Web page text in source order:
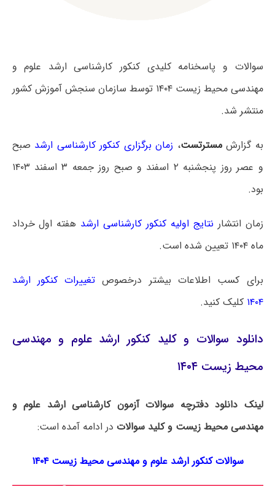
سوالات و پاسخنامه کلیدی کنکور کارشناسی ارشد علوم و
مهندسی محیط زیست ۱۴۰۴ توسط سازمان سنجش آموزش کشور
منتشر شد.
به گزارشمسترتست، زمان برگزاری کنکور کارشناسی ارشد صبح
و عصر روز پنجشنبه ۲ اسفند و صبح روز جمعه ۳ اسفند ۱۴۰۳
بود.
زمان انتشار نتایج اولیه کنکور کارشناسی ارشد هفته اول خرداد
ماه ۱۴۰۴ تعیین شده است.
برای کسب اطلاعات بیشتر درخصوص تغییرات کنکور ارشد
۱۴۰۴ کلیک کنید.
دانلود سوالات و کلید کنکور ارشد علوم و مهندسی
محیط زیست ۱۴۰۴
لینک دانلود دفترچه سوالات آزمون کارشناسی ارشد علوم و
مهندسی محیط زیست و کلید سوالات در ادامه آمده است:
سوالات کنکور ارشد علوم و مهندسی محیط زیست ۱۴۰۴